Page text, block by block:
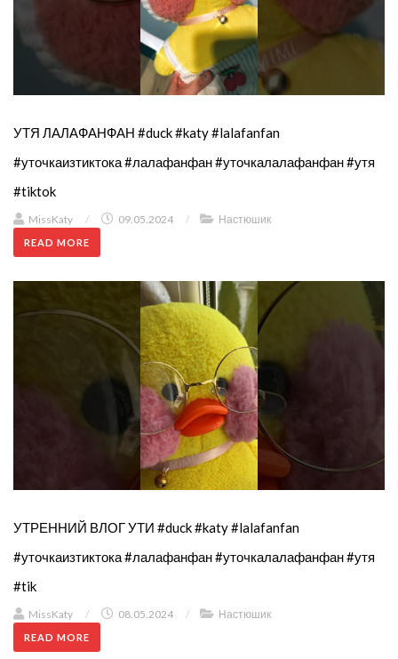
УТЯ ЛАЛАФАНФАН #duck #katy #lalafanfan
#уточкаизтиктока #лалафанфан #уточкалалафанфан #утя
#tiktok
MissKaty / 09.05.2024 / Настюшик
READ MORE
УТРЕННИЙ ВЛОГ УТИ #duck #katy #lalafanfan
#уточкаизтиктока #лалафанфан #уточкалалафанфан #утя
#tik
MissKaty / 08.05.2024 / Настюшик
READ MORE